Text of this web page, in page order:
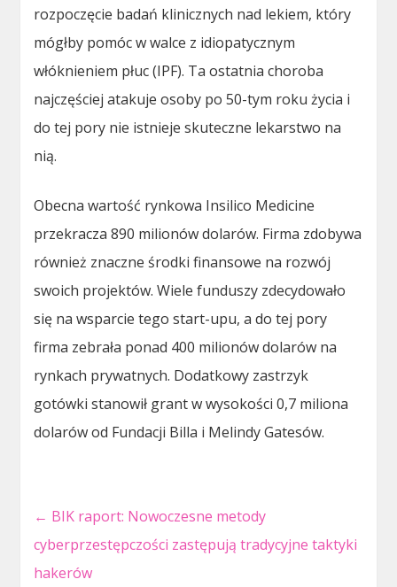
rozpoczęcie badań klinicznych nad lekiem, który
mógłby pomóc w walce z idiopatycznym
włóknieniem płuc (IPF). Ta ostatnia choroba
najczęściej atakuje osoby po 50-tym roku życia i
do tej pory nie istnieje skuteczne lekarstwo na
nią.
Obecna wartość rynkowa Insilico Medicine
przekracza 890 milionów dolarów. Firma zdobywa
również znaczne środki finansowe na rozwój
swoich projektów. Wiele funduszy zdecydowało
się na wsparcie tego start-upu, a do tej pory
firma zebrała ponad 400 milionów dolarów na
rynkach prywatnych. Dodatkowy zastrzyk
gotówki stanowił grant w wysokości 0,7 miliona
dolarów od Fundacji Billa i Melindy Gatesów.
← BIK raport: Nowoczesne metody
cyberprzestępczości zastępują tradycyjne taktyki
hakerów